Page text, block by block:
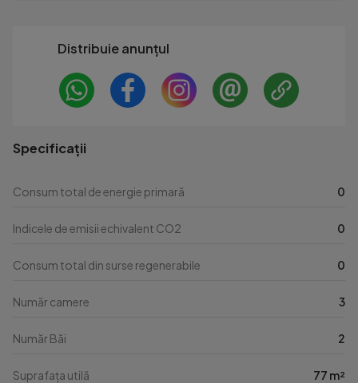
Distribuie anunțul
Specificații
Consum total de energie primară 0
Indicele de emisii echivalent CO2 0
Consum total din surse regenerabile 0
Număr camere 3
Număr Băi 2
Suprafața utilă 77 m²